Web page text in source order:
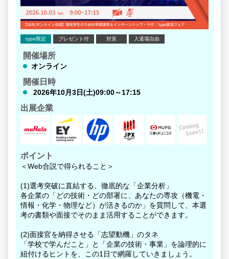
「実体験」から生まれた迷いは、新たな「実体験」でしか
解消できないからです。
だからこそ先輩方は、講義形式ではなく、
験機会」として
このイベントを活用してきました。
＜イベントの魅力＞
1）自分ではなかなか会えない人気企業約10社の話を1日で
聞ける
2）様々な業界の企業が登壇
⇒様々な業界を比べることで、自分に合いそうな企業・業
界を再度見つけられる
3）双方向型コミュニケーションがメインの座談会形式
⇒自分が必要な情報は、座談会で手を上げれば「確実に」
手に入れられる
てほしい」と選んだ優秀な社員
⇒その方こそ、ネットの文字情報では見えてこない社風や
雰囲気を体現しているロールモデル！
type限定 プレゼント付 対策 入退場自由
開催場所
オンライン
開催日時
2026年10月3日(土)09:00～17:15
出展企業
ポイント
＜Web合説で得られること＞
(1)選考突破に直結する、徹底的な「企業分析」
各企業の「どの技術・どの部署に、あなたの専攻（機電・
情報・化学・物理など）が活きるのか」を質問して、本選
考の書類や面接でそのまま活用することができます。
(2)面接官を納得させる「志望動機」のタネ
「学校で学んだこと」と「企業の技術・事業」を論理的に
紐付けるヒントを、この1日で網羅していきましょう。